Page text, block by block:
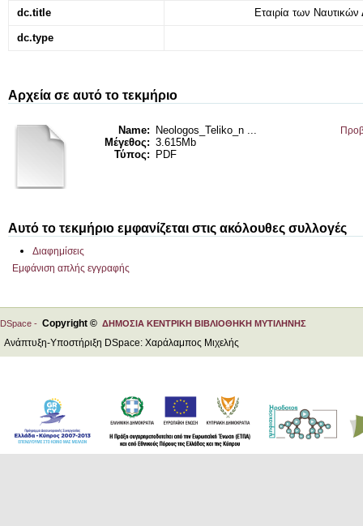
dc.title Εταιρία των
dc.type
Αρχεία σε αυτό το τεκμήριο
Name:
Neologos_Teliko_n ...
Μέγεθος: 3.615Mb
Τύπος:
PDF
Αυτό το τεκμήριο εμφανίζεται στις ακόλουθες συλλογές
Διαφημίσεις
Εμφάνιση απλής εγγραφής
DSpace - Copyright © ΔΗΜΟΣΙΑ ΚΕΝΤΡΙΚΗ ΒΙΒΛΙΟΘΗΚΗ ΜΥΤΙΛΗΝΗΣ
Ανάπτυξη-Υποστήριξη DSpace: Χαράλαμπος Μιχελής